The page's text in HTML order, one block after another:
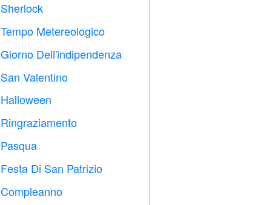
Sherlock
Tempo Metereologico
Giorno Dell'indipendenza
San Valentino
Halloween
Ringraziamento
Pasqua
Festa Di San Patrizio
Compleanno